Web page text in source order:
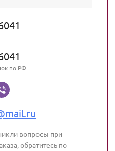
по РФ
вопросы при
обратитесь по